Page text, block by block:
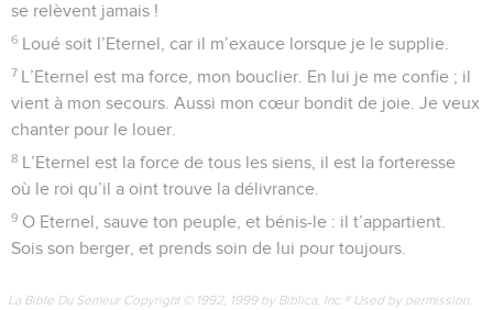
se relèvent jamais !
6 Loué soit l’Eternel, car il m’exauce lorsque je le supplie.
7 L’Eternel est ma force, mon bouclier. En lui je me confie ; il
vient à mon secours. Aussi mon cœur bondit de joie. Je veux
chanter pour le louer.
8 L’Eternel est la force de tous les siens, il est la forteresse
où le roi qu’il a oint trouve la délivrance.
9 O Eternel, sauve ton peuple, et bénis-le : il t’appartient.
Sois son berger, et prends soin de lui pour toujours.
La Bible Du Semeur Copyright © 1992, 1999 by Biblica, Inc.® Used by permission.